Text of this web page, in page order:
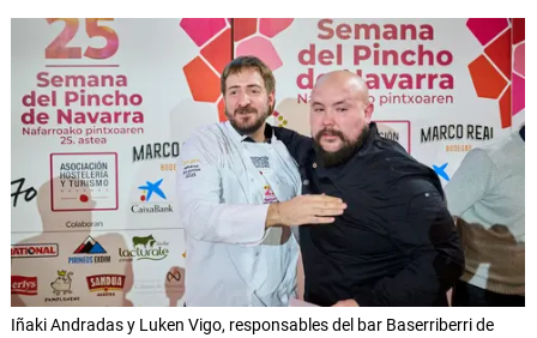
Iñaki Andradas y Luken Vigo, responsables del bar Baserriberri de